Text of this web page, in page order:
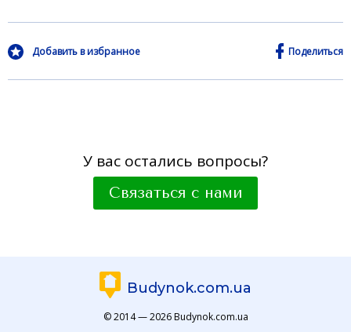
Добавить в избранное Поделиться
У вас остались вопросы?
Связаться с нами
Budynok.com.ua
© 2014 — 2026 Budynok.com.ua